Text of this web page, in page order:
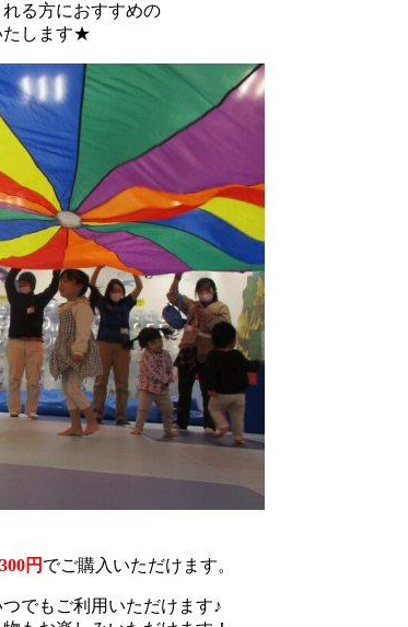
る方におすすめの
たします★
円 でご購入いただけます。
でもご利用いただけます♪